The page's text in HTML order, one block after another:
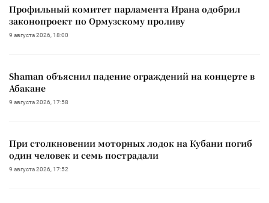
Профильный комитет парламента Ирана одобрил
законопроект по Ормузскому проливу
9 августа 2026, 18:00
Shaman объяснил падение ограждений на концерте в
Абакане
9 августа 2026, 17:58
При столкновении моторных лодок на Кубани погиб
один человек и семь пострадали
9 августа 2026, 17:52